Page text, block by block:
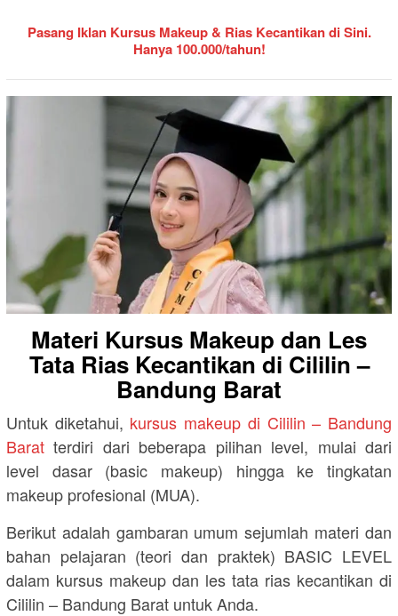
Pasang Iklan Kursus Makeup & Rias Kecantikan di Sini.
Hanya 100.000/tahun!
Materi Kursus Makeup dan Les
Tata Rias Kecantikan di Cililin –
Bandung Barat
Untuk diketahui, kursus makeup di Cililin – Bandung
Barat terdiri dari beberapa pilihan level, mulai dari
level dasar (basic makeup) hingga ke tingkatan
makeup profesional (MUA).
Berikut adalah gambaran umum sejumlah materi dan
bahan pelajaran (teori dan praktek) BASIC LEVEL
dalam kursus makeup dan les tata rias kecantikan di
Cililin – Bandung Barat untuk Anda.